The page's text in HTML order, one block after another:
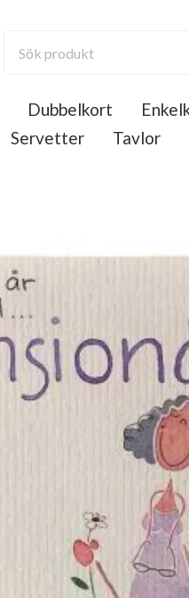
Dubbelkort
Servetter Tavlor